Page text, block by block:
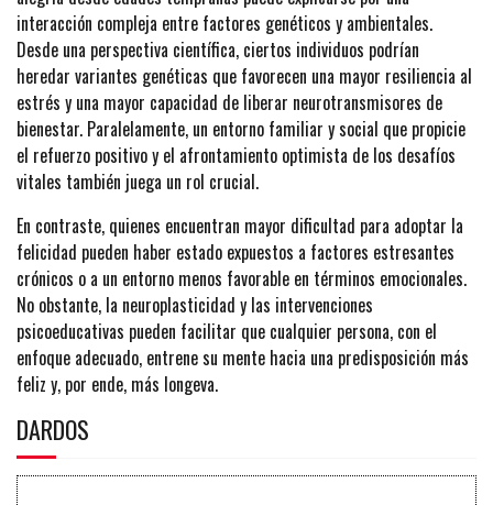
interacción compleja entre factores genéticos y ambientales.
Desde una perspectiva científica, ciertos individuos podrían
heredar variantes genéticas que favorecen una mayor resiliencia al
estrés y una mayor capacidad de liberar neurotransmisores de
bienestar. Paralelamente, un entorno familiar y social que propicie
el refuerzo positivo y el afrontamiento optimista de los desafíos
vitales también juega un rol crucial.
En contraste, quienes encuentran mayor dificultad para adoptar la
felicidad pueden haber estado expuestos a factores estresantes
crónicos o a un entorno menos favorable en términos emocionales.
No obstante, la neuroplasticidad y las intervenciones
psicoeducativas pueden facilitar que cualquier persona, con el
enfoque adecuado, entrene su mente hacia una predisposición más
feliz y, por ende, más longeva.
DARDOS